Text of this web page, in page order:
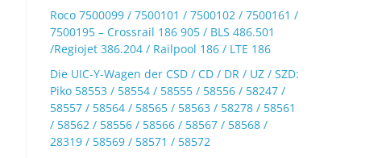
Roco 7500099 / 7500101 / 7500102 / 7500161 /
7500195 – Crossrail 186 905 / BLS 486.501
/Regiojet 386.204 / Railpool 186 / LTE 186
Die UIC-Y-Wagen der CSD / CD / DR / UZ / SZD:
Piko 58553 / 58554 / 58555 / 58556 / 58247 /
58557 / 58564 / 58565 / 58563 / 58278 / 58561
/ 58562 / 58556 / 58566 / 58567 / 58568 /
28319 / 58569 / 58571 / 58572